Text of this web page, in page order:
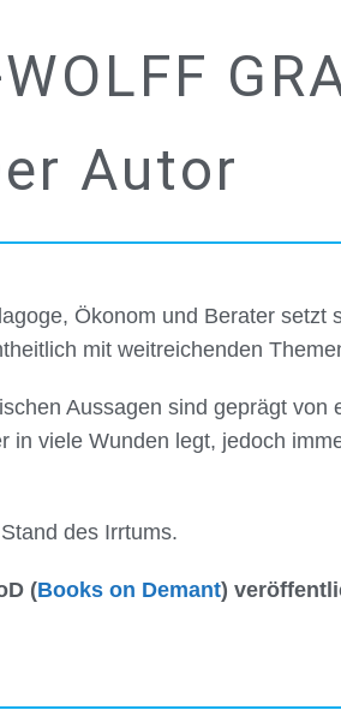
Autor
Ökonom und Berater setzt
mit weitreichenden
Aussagen sind geprägt von
viele Wunden legt, jedoch
des Irrtums.
(Books on Demant)